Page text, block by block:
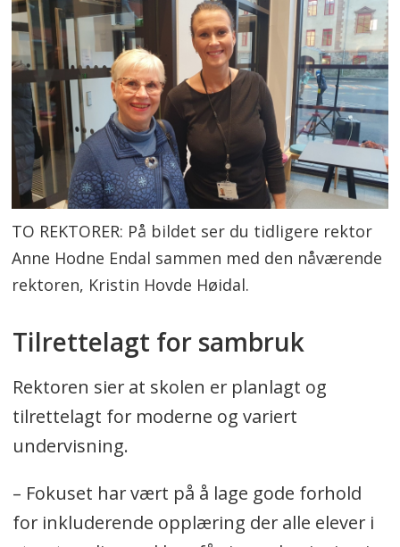
TO REKTORER: På bildet ser du tidligere rektor
Anne Hodne Endal sammen med den nåværende
rektoren, Kristin Hovde Høidal.
Tilrettelagt for sambruk
Rektoren sier at skolen er planlagt og
tilrettelagt for moderne og variert
undervisning.
– Fokuset har vært på å lage gode forhold
for inkluderende opplæring der alle elever i